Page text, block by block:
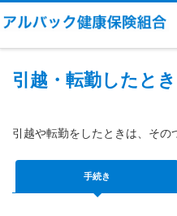
保
し
み
引越・転勤したとき
引越や転勤をしたときは、その
手続き